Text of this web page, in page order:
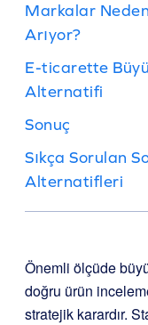
Markalar
Arıyor?
E-ticarette
Alternatifi
Sonuç
Sıkça Sorulan
Alternatifleri
Önemli ölçüde
doğru ürün
stratejik karardır.